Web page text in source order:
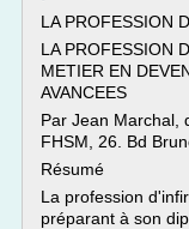
LA PROFESSION
LA PROFESSION
METIER EN
AVANCEES
Par Jean Marchal,
FHSM, 26. Bd
Résumé
La profession
préparant à son